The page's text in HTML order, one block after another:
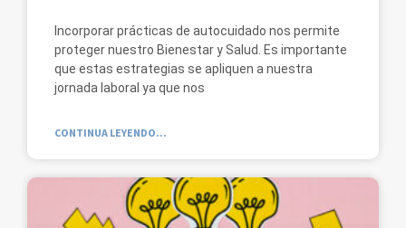
Incorporar prácticas de autocuidado nos permite
proteger nuestro Bienestar y Salud. Es importante
que estas estrategias se apliquen a nuestra
jornada laboral ya que nos
CONTINUA LEYENDO...